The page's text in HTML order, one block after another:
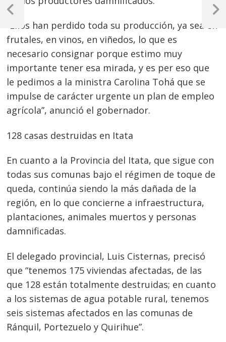
“Ellos han perdido toda su producción, ya sea en
frutales, en vinos, en viñedos, lo que es
necesario consignar porque estimo muy
importante tener esa mirada, y es per eso que
le pedimos a la ministra Carolina Tohá que se
impulse de carácter urgente un plan de empleo
agrícola”, anunció el gobernador.
128 casas destruidas en Itata
En cuanto a la Provincia del Itata, que sigue con
todas sus comunas bajo el régimen de toque de
queda, continúa siendo la más dañada de la
región, en lo que concierne a infraestructura,
plantaciones, animales muertos y personas
damnificadas.
El delegado provincial, Luis Cisternas, precisó
que “tenemos 175 viviendas afectadas, de las
que 128 están totalmente destruidas; en cuanto
a los sistemas de agua potable rural, tenemos
seis sistemas afectados en las comunas de
Ránquil, Portezuelo y Quirihue”.
de
entradas
Previous
Next
Post